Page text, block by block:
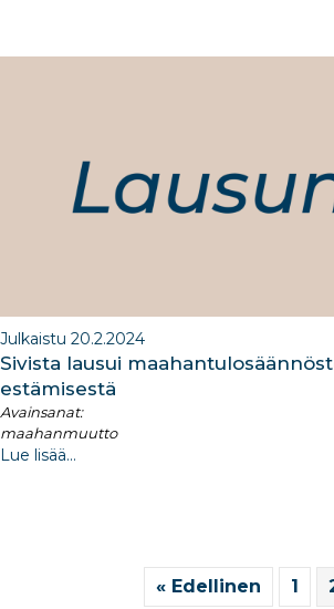
Julkaistu 20.2.2024
Sivista lausui
estämisestä
Avainsanat:
maahanmuutto
Lue lisää...
« Edellinen 1